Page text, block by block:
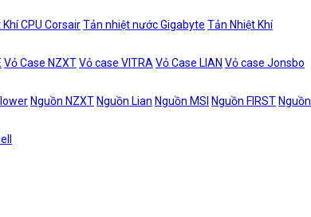
CPU CorsairTản nhiệt nước Gigabyte Tản Nhiệt Khí
Vỏ Case NZXTVỏ case VITRA Vỏ Case LIAN Vỏ case Jonsbo
Nguồn NZXT Nguồn Lian Nguồn MSI Nguồn FIRST Nguồn